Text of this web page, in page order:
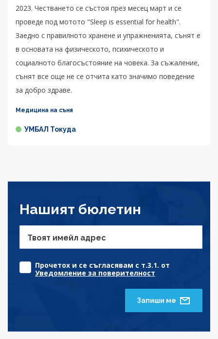
2023. Честването се състоя през месец март и се
проведе под мотото "Sleep is essential for health".
Заедно с правилното хранене и упражненията, сънят е
в основата на физическото, психическото и
социалното благосъстояние на човека. За съжаление,
сънят все още не се отчита като значимо поведение
за добро здраве.
Медицина на съня
УМБАЛ Токуда
Нашият бюлетин
Твоят имейл адрес
Прочетох и се съгласявам с т.3.1. от
Уведомление за поверителност
Запиши ме